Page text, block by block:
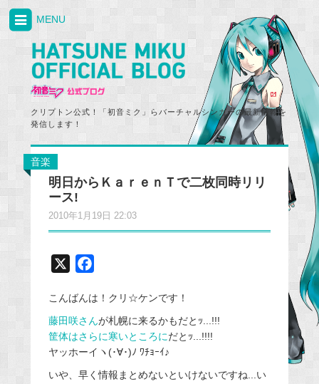
クリプトン公式！「初音ミク」らバーチャルシンガーの最新情報を
発信します！
MENU
音楽
明日からＫａｒｅｎＴで二枚同時リリ
ース!
2010年1月19日 22:03
c
e
b
o
o
こんばんは！クリ☆ケンです！
藤田咲さんが札幌に来るかもだとｯ...!!!
筐体はさらに寒いところにだとｯ...!!!!
ヤッホーイヽ(･∀･)ﾉ ﾜﾁｮｰｲ♪
いや、早く情報まとめないといけないですね...い